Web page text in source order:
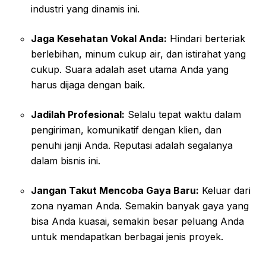
industri yang dinamis ini.
Jaga Kesehatan Vokal Anda: Hindari berteriak
berlebihan, minum cukup air, dan istirahat yang
cukup. Suara adalah aset utama Anda yang
harus dijaga dengan baik.
Jadilah Profesional: Selalu tepat waktu dalam
pengiriman, komunikatif dengan klien, dan
penuhi janji Anda. Reputasi adalah segalanya
dalam bisnis ini.
Jangan Takut Mencoba Gaya Baru: Keluar dari
zona nyaman Anda. Semakin banyak gaya yang
bisa Anda kuasai, semakin besar peluang Anda
untuk mendapatkan berbagai jenis proyek.